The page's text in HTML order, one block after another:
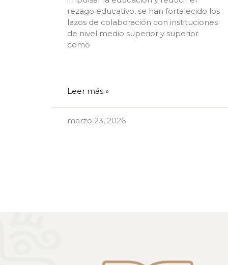
rezago educativo, se han fortalecido los
lazos de colaboración con instituciones
de nivel medio superior y superior
como
Leer más »
marzo 23, 2026